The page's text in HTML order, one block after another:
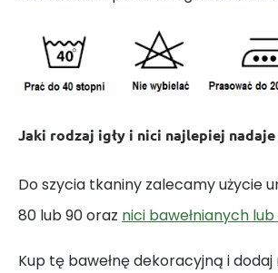
Jaki rodzaj igły i nici najlepiej
Do szycia tkaniny zalecamy użycie
80 lub 90 oraz nici bawełnianych
Kup tę bawełnę dekoracyjną i